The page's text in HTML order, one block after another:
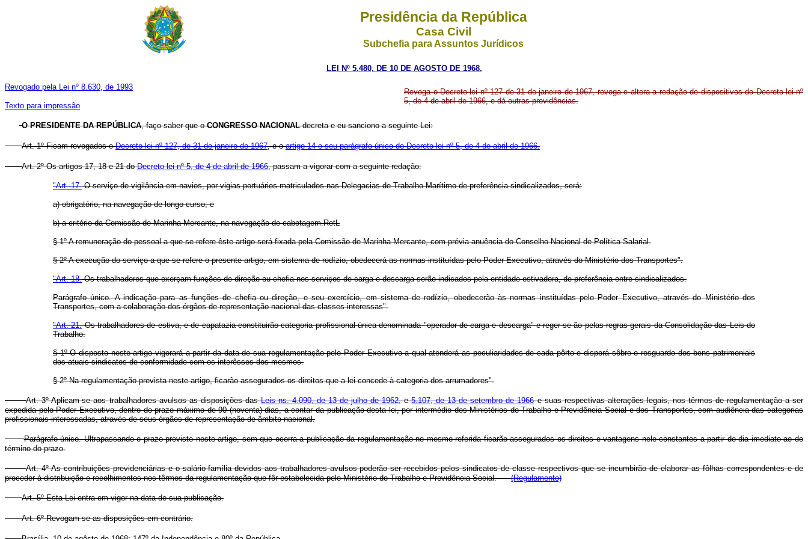
Presidência da República
Casa Civil
Subchefia para Assuntos Jurídicos
LEI Nº 5.480, DE 10 DE AGOSTO DE 1968.
Revogado pela Lei nº 8.630, de 1993
Texto para impressão
Revoga o Decreto-lei nº 127 de 31 de janeiro de 1967, revoga e altera a redação de dispositivos do Decreto-lei nº
5, de 4 de abril de 1966, e dá outras providências.
O PRESIDENTE DA REPÚBLICA, faço saber que oCONGRESSO NACIONALdecreta e eu sanciono a seguinte Lei:
Art. 1º Ficam revogados oDecreto-lei nº 127, de 31 de janeiro de 1967, e oartigo 14 e seu parágrafo único do Decreto-lei nº 5, de 4 de abril de 1966.
Art. 2º Os artigos 17, 18 e 21 doDecreto-lei nº 5, de 4 de abril de 1966, passam a vigorar com a seguinte redação:
"Art. 17.O serviço de vigilância em navios, por vigias portuários matriculados nas Delegacias de Trabalho Marítimo de preferência sindicalizados, será:
a) obrigatório, na navegação de longo curso; e
b) a critério da Comissão de Marinha Mercante, na navegação de cabotagem.RetL
§ 1º A remuneração do pessoal a que se refere êste artigo será fixada pela Comissão de Marinha Mercante, com prévia anuência do Conselho Nacional de Política Salarial.
§ 2º A execução do serviço a que se refere o presente artigo, em sistema de rodízio, obedecerá as normas instituídas pelo Poder Executivo, através do Ministério dos Transportes".
"Art. 18.Os trabalhadores que exerçam funções de direção ou chefia nos serviços de carga e descarga serão indicados pela entidade estivadora, de preferência entre sindicalizados.
Parágrafo único. A indicação para as funções de chefia ou direção, e seu exercício, em sistema de rodízio, obedecerão às normas instituídas pelo Poder Executivo, através do Ministério dos
Transportes, com a colaboração dos órgãos de representação nacional das classes interessas".
"Art. 21.Os trabalhadores de estiva, e de capatazia constituirão categoria profissional única denominada "operador de carga e descarga" e reger-se-ão pelas regras gerais da Consolidação das Leis do
Trabalho.
§ 1º O disposto neste artigo vigorará a partir da data de sua regulamentação pelo Poder Executivo a qual atenderá as peculiaridades de cada pôrto e disporá sôbre o resguardo dos bens patrimoniais
dos atuais sindicatos de conformidade com os interêsses dos mesmos.
§ 2º Na regulamentação prevista neste artigo, ficarão assegurados os direitos que a lei concede à categoria dos arrumadores".
Art. 3º Aplicam-se aos trabalhadores avulsos as disposições dasLeis ns. 4.090, de 13 de julho de 1962, e5.107, de 13 de setembro de 1966e suas respectivas alterações legais, nos têrmos de regulamentação a ser
expedida pelo Poder Executivo, dentro do prazo máximo de 90 (noventa) dias, a contar da publicação desta lei, por intermédio dos Ministérios do Trabalho e Previdência Social e dos Transportes, com audiência das categorias
profissionais interessadas, através de seus órgãos de representação de âmbito nacional.
Parágrafo único. Ultrapassando o prazo previsto neste artigo, sem que ocorra a publicação da regulamentação no mesmo referida ficarão assegurados os direitos e vantagens nele constantes a partir do dia imediato ao do
término do prazo.
Art. 4º As contribuições previdenciárias e o salário-família devidos aos trabalhadores avulsos poderão ser recebidos pelos sindicatos de classe respectivos que se incumbirão de elaborar as fôlhas correspondentes e de
proceder à distribuição e recolhimentos nos têrmos da regulamentação que fôr estabelecida pelo Ministério do Trabalho e Previdência Social.(Regulamento)
Art. 5º Esta Lei entra em vigor na data de sua publicação.
Art. 6º Revogam-se as disposições em contrário.